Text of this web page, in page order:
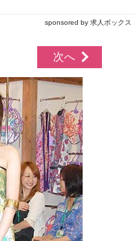
sponsored by 求人ボックス
次へ